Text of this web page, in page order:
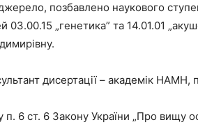
позбавлено наукового
03.00.15 „генетика” та 14.01.01
дисертації – академік
п. 6 ст. 6 Закону України „Про вищу